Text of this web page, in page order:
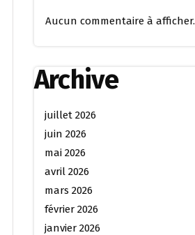
Aucun commentaire à afficher.
Archive
juillet 2026
juin 2026
mai 2026
avril 2026
mars 2026
février 2026
janvier 2026